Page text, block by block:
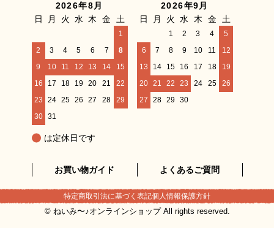
2026年8月
日
月 火 水 木 金 土
1
2
3 4 5 6 7
8
9
10 11 12 13 14
15
16
17 18 19 20 21
22
23
24 25 26 27 28
29
30
31
2026年9月
日
月 火 水 木 金 土
1 2 3 4
5
6
7 8 9 10 11
12
13
14 15 16 17 18
19
20 21 22 23 24 25
26
27
28 29 30
は定休日です
お買い物ガイド よくあるご質問
特定商取引法に基づく表記個人情報保護方針
© ねいみ〜♪オンラインショップ All rights reserved.